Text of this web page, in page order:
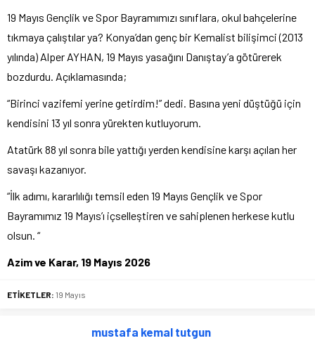
19 Mayıs Gençlik ve Spor Bayramımızı sınıflara, okul bahçelerine
tıkmaya çalıştılar ya? Konya’dan genç bir Kemalist bilişimci (2013
yılında) Alper AYHAN, 19 Mayıs yasağını Danıştay’a götürerek
bozdurdu. Açıklamasında;
“Birinci vazifemi yerine getirdim!” dedi. Basına yeni düştüğü için
kendisini 13 yıl sonra yürekten kutluyorum.
Atatürk 88 yıl sonra bile yattığı yerden kendisine karşı açılan her
savaşı kazanıyor.
“İlk adımı, kararlılığı temsil eden 19 Mayıs Gençlik ve Spor
Bayramımız 19 Mayıs’ı içselleştiren ve sahiplenen herkese kutlu
olsun. “
Azim ve Karar, 19 Mayıs 2026
ETİKETLER: 19 Mayıs
mustafa kemal tutgun